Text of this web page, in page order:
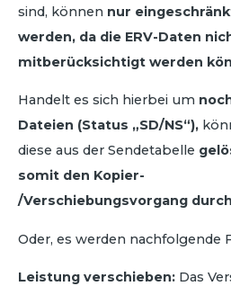
sind, können nur
werden, da die ERV-Daten
mitberücksichtigt werden
Handelt es sich hierbei um
Dateien (Status „SD/NS“),
diese aus der Sendetabelle
somit den Kopier-
/Verschiebungsvorgang
Oder, es werden nachfolgende
Leistung verschieben: Das